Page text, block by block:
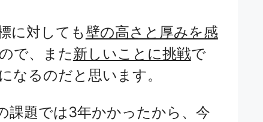
に対しても壁の高さと厚みを感
ので、また新しいことに挑戦で
なるのだと思います。
課題では3年かかったから、今